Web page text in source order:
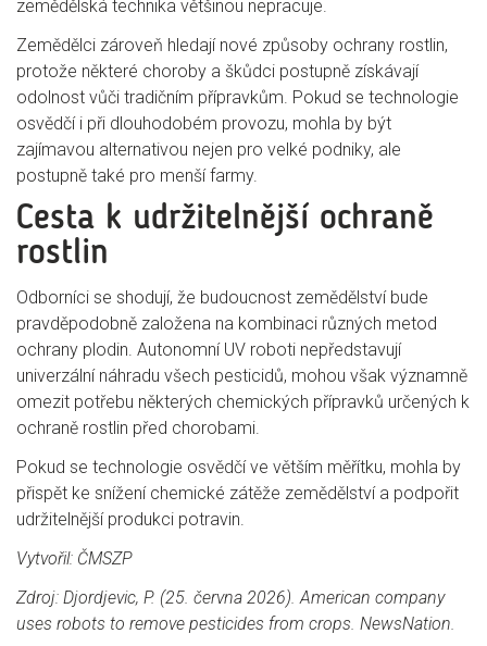
zemědělská technika většinou nepracuje.
Zemědělci zároveň hledají nové způsoby ochrany rostlin,
protože některé choroby a škůdci postupně získávají
odolnost vůči tradičním přípravkům. Pokud se technologie
osvědčí i při dlouhodobém provozu, mohla by být
zajímavou alternativou nejen pro velké podniky, ale
postupně také pro menší farmy.
Cesta k udržitelnější ochraně
rostlin
Odborníci se shodují, že budoucnost zemědělství bude
pravděpodobně založena na kombinaci různých metod
ochrany plodin. Autonomní UV roboti nepředstavují
univerzální náhradu všech pesticidů, mohou však významně
omezit potřebu některých chemických přípravků určených k
ochraně rostlin před chorobami.
Pokud se technologie osvědčí ve větším měřítku, mohla by
přispět ke snížení chemické zátěže zemědělství a podpořit
udržitelnější produkci potravin.
Vytvořil: ČMSZP
Zdroj: Djordjevic, P. (25. června 2026). American company
uses robots to remove pesticides from crops. NewsNation.